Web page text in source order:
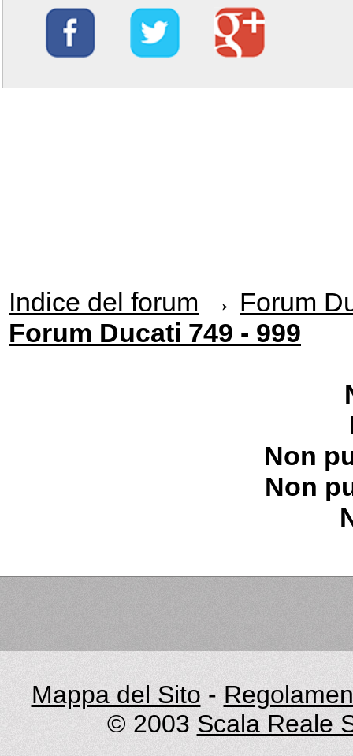
Indice del forum → Forum
Forum Ducati 749 - 999
Non
Non
Mappa del Sito -
© 2003 Scala Reale